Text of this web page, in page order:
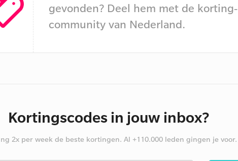
gevonden? Deel hem met de korting-
community van Nederland.
Kortingscodes in jouw inbox?
2x per week de beste kortingen. Al +110.000 leden gingen je voor.